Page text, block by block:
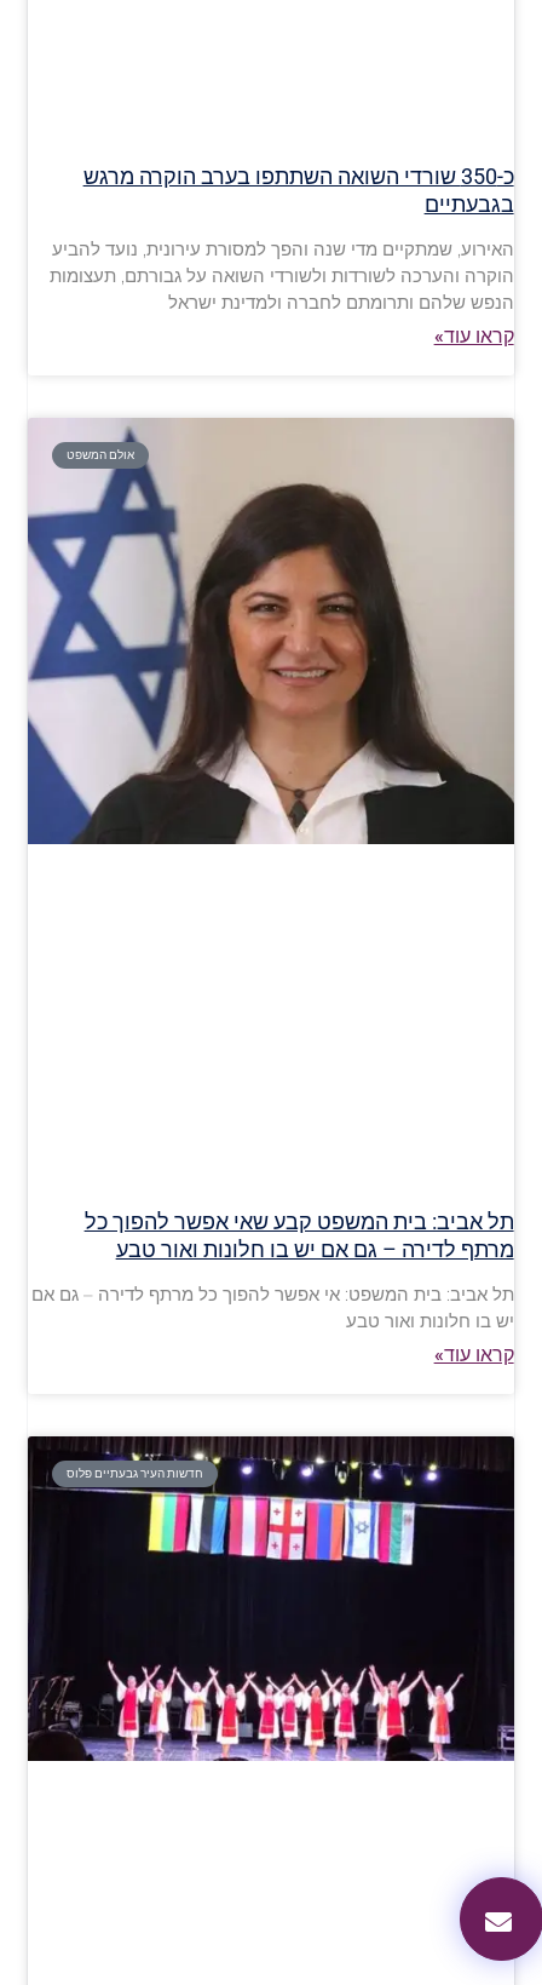
כ-350 שורדי השואה השתתפו בערב הוקרה מרגש
בגבעתיים
האירוע, שמתקיים מדי שנה והפך למסורת עירונית, נועד להביע
הוקרה והערכה לשורדות ולשורדי השואה על גבורתם, תעצומות
הנפש שלהם ותרומתם לחברה ולמדינת ישראל
קראו עוד»
אולם המשפט
תל אביב: בית המשפט קבע שאי אפשר להפוך כל
מרתף לדירה – גם אם יש בו חלונות ואור טבע
תל אביב: בית המשפט: אי אפשר להפוך כל מרתף לדירה – גם אם
יש בו חלונות ואור טבע
קראו עוד»
חדשות העיר גבעתיים פלוס